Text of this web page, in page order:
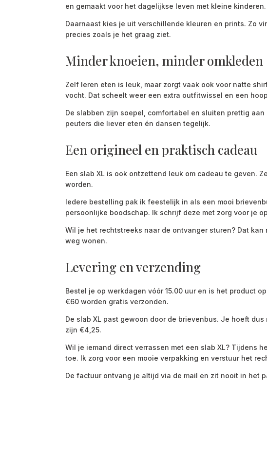
en gemaakt voor het dagelijkse leven met kleine kinderen.
Daarnaast kies je uit verschillende kleuren en prints. Zo
precies zoals je het graag ziet.
Minder knoeien, minder omkleden
Zelf leren eten is leuk, maar zorgt vaak ook voor natte
vocht. Dat scheelt weer een extra outfitwissel en een
De slabben zijn soepel, comfortabel en sluiten prettig
peuters die liever eten én dansen tegelijk.
Een origineel en praktisch cadeau
Een slab XL is ook ontzettend leuk om cadeau te geven.
worden.
Iedere bestelling pak ik feestelijk in als een mooi
persoonlijke boodschap. Ik schrijf deze met zorg voor je
Wil je het rechtstreeks naar de ontvanger sturen? Dat
weg wonen.
Levering en verzending
Bestel je op werkdagen vóór 15.00 uur en is het product
€60 worden gratis verzonden.
De slab XL past gewoon door de brievenbus. Je hoeft
zijn €4,25.
Wil je iemand direct verrassen met een slab XL? Tijdens
toe. Ik zorg voor een mooie verpakking en verstuur het
De factuur ontvang je altijd via de mail en zit nooit in het